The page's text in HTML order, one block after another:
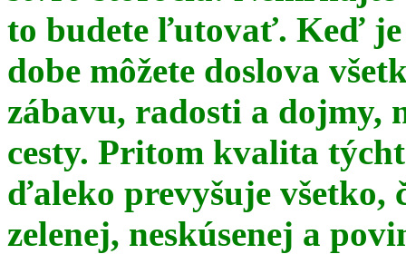
to budete ľutovať. Keď je
dobe môžete doslova
zábavu, radosti a dojmy,
cesty. Pritom kvalita
ďaleko prevyšuje všetko,
zelenej, neskúsenej a